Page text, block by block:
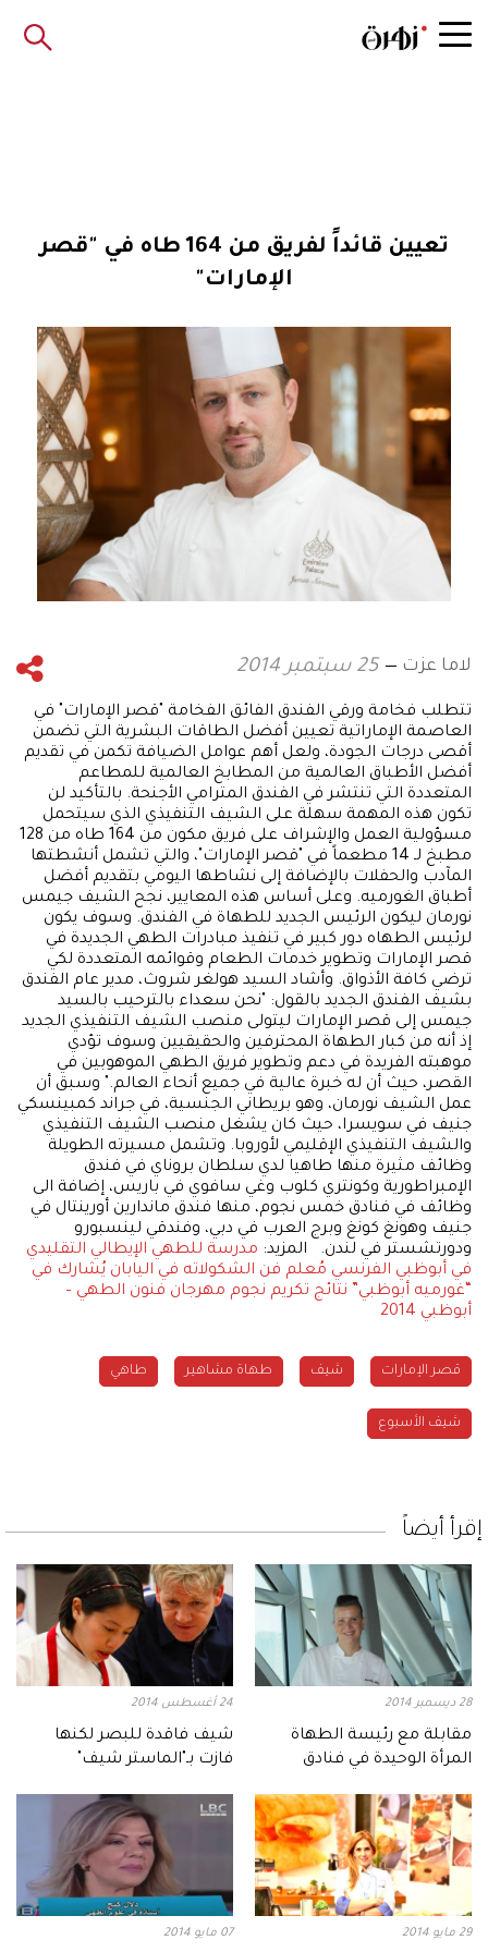
تعيين قائداً لفريق من 164 طاه في "قصر
الإمارات"
لاما عزت 25 سبتمبر 2014
تتطلب فخامة ورقي الفندق الفائق الفخامة "قصر الإمارات" في
العاصمة الإماراتية تعيين أفضل الطاقات البشرية التي تضمن
أقصى درجات الجودة، ولعل أهم عوامل الضيافة تكمن في تقديم
أفضل الأطباق العالمية من المطابخ العالمية للمطاعم
المتعددة التي تنتشر في الفندق المترامي الأجنحة. بالتأكيد لن
تكون هذه المهمة سهلة على الشيف التنفيذي الذي سيتحمل
مسؤولية العمل والإشراف على فريق مكون من 164 طاه من 128
مطبخ لـ 14 مطعماً في "قصر الإمارات"، والتي تشمل أنشطتها
المآدب والحفلات بالإضافة إلى نشاطها اليومي بتقديم أفضل
أطباق الغورميه. وعلى أساس هذه المعايير، نجح الشيف جيمس
نورمان ليكون الرئيس الجديد للطهاة في الفندق. وسوف يكون
لرئيس الطهاه دور كبير في تنفيذ مبادرات الطهي الجديدة في
قصر الإمارات وتطوير خدمات الطعام وقوائمه المتعددة لكي
ترضي كافة الأذواق. وأشاد السيد هولغر شروث، مدير عام الفندق
بشيف الفندق الجديد بالقول: "نحن سعداء بالترحيب بالسيد
جيمس إلى قصر الإمارات ليتولى منصب الشيف التنفيذي الجديد
إذ أنه من كبار الطهاة المحترفين والحقيقيين وسوف تؤدي
موهبته الفريدة في دعم وتطوير فريق الطهي الموهوبين في
القصر، حيث أن له خبرة عالية في جميع أنحاء العالم." وسبق أن
عمل الشيف نورمان، وهو بريطاني الجنسية، في جراند كمبينسكي
جنيف في سويسرا، حيث كان يشغل منصب الشيف التنفيذي
والشيف التنفيذي الإقليمي لأوروبا. وتشمل مسيرته الطويلة
وظائف مثيرة منها طاهيا لدي سلطان بروناي في فندق
الإمبراطورية وكونتري كلوب وغي سافوي في باريس، إضافة الى
وظائف في فنادق خمس نجوم، منها فندق ماندارين أورينتال في
جنيف وهونغ كونغ وبرج العرب في دبي، وفندقي لينسبورو
ودورتشستر في لندن. المزيد: مدرسة للطهي الإيطالي التقليدي
في أبوظبي الفرنسي مُعلم فن الشكولاته في اليابان يُشارك في
“غورميه أبوظبي” نتائج تكريم نجوم مهرجان فنون الطهي –
أبوظبي 2014
قصر الإمارات شيف طهاة مشاهير طاهي
شيف الأسبوع
إقرأ أيضاً
28 ديسمبر 2014
مقابلة مع رئيسة الطهاة
المرأة الوحيدة في فنادق
24 أغسطس 2014
شيف فاقدة للبصر لكنها
فازت بـ"الماستر شيف"
29 مايو 2014 07 مايو 2014